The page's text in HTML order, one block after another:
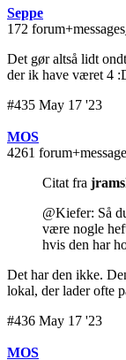
Seppe
172
Det gør altså lidt
der ik have været 4
#435 May 17 '23
MOS
4261
Citat fra
@Kiefer: Så
være nogle
hvis den har
Det har den ikke.
lokal, der lader ofte
#436 May 17 '23
MOS